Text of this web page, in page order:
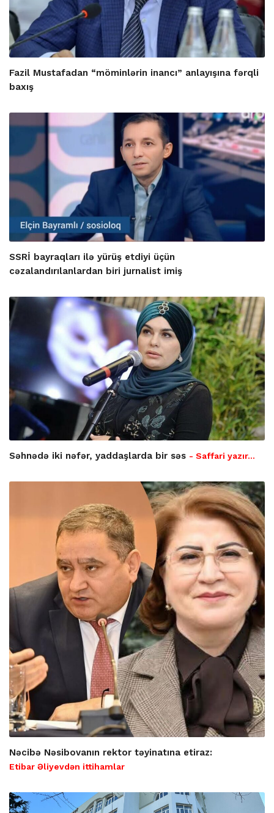
Fazil Mustafadan “möminlərin inancı” anlayışına fərqli
baxış
SSRİ bayraqları ilə yürüş etdiyi üçün
cəzalandırılanlardan biri jurnalist imiş
Səhnədə iki nəfər, yaddaşlarda bir səs - Saffari yazır…
Nəcibə Nəsibovanın rektor təyinatına etiraz:
Etibar Əliyevdən ittihamlar